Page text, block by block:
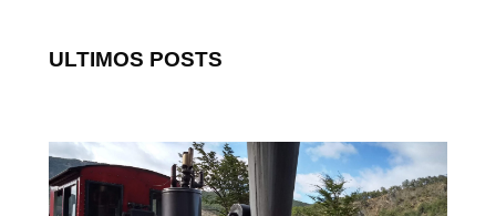
ULTIMOS POSTS